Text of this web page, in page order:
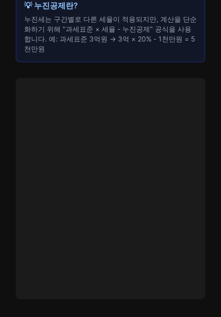
💡 누진공제란?
누진세는 구간별로 다른 세율이 적용되지만, 계산을 단순
화하기 위해 "과세표준 × 세율 - 누진공제" 공식을 사용
합니다. 예: 과세표준 3억원 → 3억 × 20% - 1천만원 = 5
천만원